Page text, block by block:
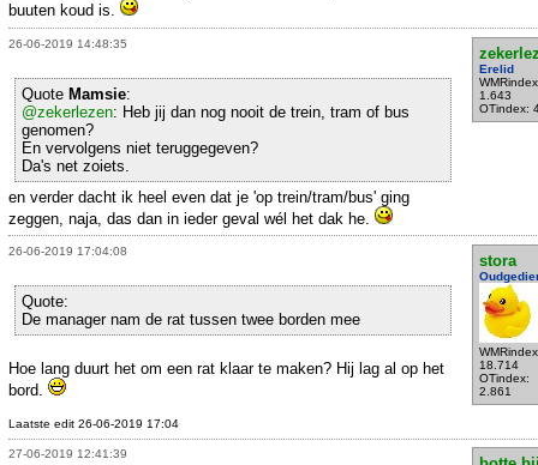
buuten koud is.
26-06-2019 14:48:35
Erelid
1.643
OTindex:
Quote Mamsie:
@zekerlezen: Heb jij dan nog nooit de trein, tram of bus
genomen?
En vervolgens niet teruggegeven?
Da's net zoiets.
en verder dacht ik heel even dat je 'op trein/tram/bus' ging
zeggen, naja, das dan in ieder geval wél het dak he.
26-06-2019 17:04:08
stora
18.714
OTindex:
2.861
Quote:
De manager nam de rat tussen twee borden mee
Hoe lang duurt het om een rat klaar te maken? Hij lag al op het
bord.
Laatste edit 26-06-2019 17:04
27-06-2019 12:41:39